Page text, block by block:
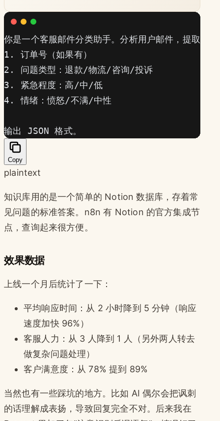
你是一个客服邮件分类助手。分析用户邮件，提取以
1. 订单号（如果有）
2. 问题类型：退款/物流/咨询/投诉
3. 紧急程度：高/中/低
4. 情绪：愤怒/不满/中性
输出 JSON 格式。
Copy
plaintext
知识库用的是一个简单的 Notion 数据库，存着常
见问题的标准答案。n8n 有 Notion 的官方集成节
点，查询起来很方便。
效果数据
上线一个月后统计了一下：
平均响应时间：从 2 小时降到 5 分钟（响应
速度加快 96%）
客服人力：从 3 人降到 1 人（另外两人转去
做复杂问题处理）
客户满意度：从 78% 提到 89%
当然也有一些踩坑的地方。比如 AI 偶尔会把讽刺
的话理解成表扬，导致回复完全不对。后来我在